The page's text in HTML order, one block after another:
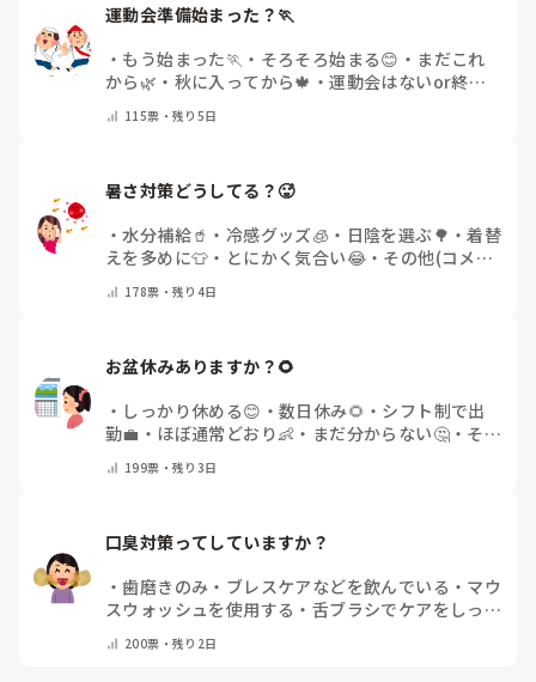
運動会準備始まった？🏃
・ もう始まった🏃 ・ そろそろ始まる😊 ・ まだこれ
から🌿 ・ 秋に入ってから🍁 ・運動会はないor終わ
115票・残り5日
暑さ対策どうしてる？🥵
・水分補給🥤 ・ 冷感グッズ🧊 ・ 日陰を選ぶ🌳 ・着替
えを多めに👕 ・ とにかく気合い😂・ その他(コメン
178票・残り4日
お盆休みありますか？🌻
・ しっかり休める😊 ・ 数日休み🌻 ・ シフト制で出
勤💼 ・ ほぼ通常どおり👶 ・ まだ分からない🤔・ その
199票・残り3日
口臭対策ってしていますか？
・歯磨きのみ ・ ブレスケアなどを飲んでいる ・ マウ
スウォッシュを使用する ・ 舌ブラシでケアをしっか
の他(コメントで教えて下さい)
200票・残り2日